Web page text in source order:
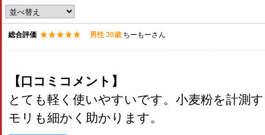
総合評価 男性 30歳 ちーもーさん
【口コミコメント】
とても軽く使いやすいです。小麦粉を計測
モリも細かく助かります。